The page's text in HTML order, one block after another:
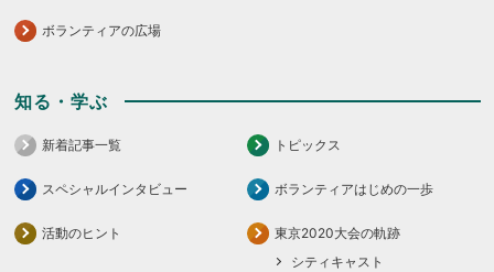
ボランティアの広場
知る・学ぶ
新着記事一覧 トピックス
スペシャルインタビュー ボランティアはじめの一歩
活動のヒント
東京2020大会の軌跡
シティキャスト